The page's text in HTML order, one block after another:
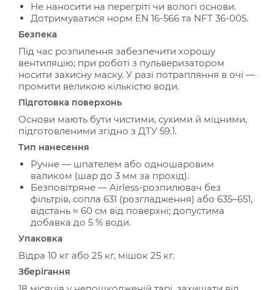
Не наносити на перегріті чи вологі основи.
Дотримуватися норм EN 16-566 та NFT 36-005.
Безпека
Під час розпилення забезпечити хорошу
вентиляцію; при роботі з пульверизатором
носити захисну маску. У разі потрапляння в очі —
промити великою кількістю води.
Підготовка поверхонь
Основи мають бути чистими, сухими й міцними,
підготовленими згідно з ДТУ 59.1.
Тип нанесення
Ручне — шпателем або одношаровим
валиком (шар до 3 мм за прохід).
Безповітряне — Airless-розпилювач без
фільтрів, сопла 631 (розгладження) або 635–651,
відстань ≈ 60 см від поверхні; допустима
добавка до 5 % води.
Упаковка
Відра 10 кг або 25 кг, мішок 25 кг.
Зберігання